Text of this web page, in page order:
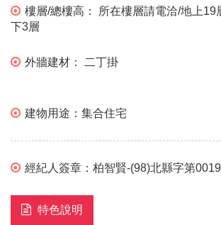
樓層/總樓高：
所在樓層請電洽/地上19
下3層
外牆建材： 二丁掛
建物用途： 集合住宅
經紀人簽章： 柏智賢-(98)北縣字第
特色說明